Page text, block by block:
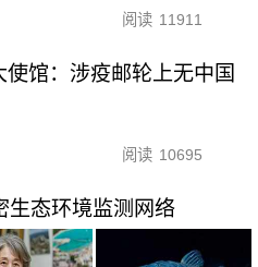
阅读 11911
使馆：涉疫邮轮上无中国
阅读 10695
生态环境监测网络